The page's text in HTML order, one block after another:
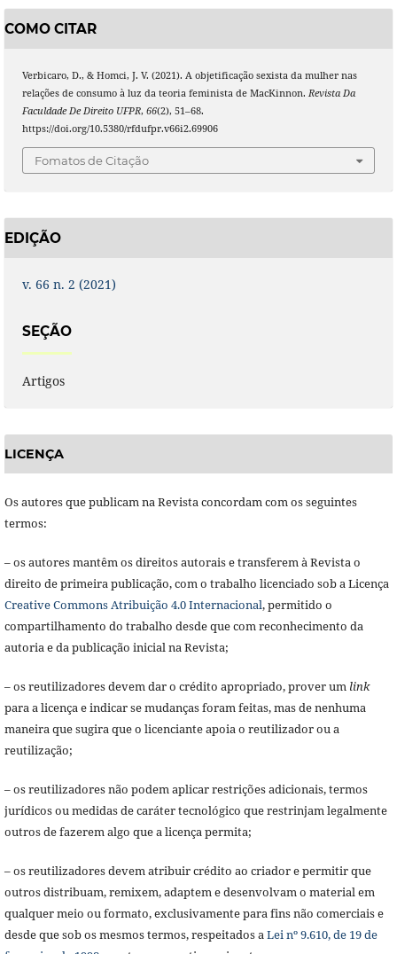
COMO CITAR
Verbicaro, D., & Homci, J. V. (2021). A objetificação sexista da mulher nas
relações de consumo à luz da teoria feminista de MacKinnon. Revista Da
Faculdade De Direito UFPR, 66(2), 51–68.
https://doi.org/10.5380/rfdufpr.v66i2.69906
Fomatos de Citação
EDIÇÃO
v. 66 n. 2 (2021)
SEÇÃO
Artigos
LICENÇA
Os autores que publicam na Revista concordam com os seguintes
termos:
– os autores mantêm os direitos autorais e transferem à Revista o
direito de primeira publicação, com o trabalho licenciado sob a Licença
Creative Commons Atribuição 4.0 Internacional, permitido o
compartilhamento do trabalho desde que com reconhecimento da
autoria e da publicação inicial na Revista;
– os reutilizadores devem dar o crédito apropriado, prover um link
para a licença e indicar se mudanças foram feitas, mas de nenhuma
maneira que sugira que o licenciante apoia o reutilizador ou a
reutilização;
– os reutilizadores não podem aplicar restrições adicionais, termos
jurídicos ou medidas de caráter tecnológico que restrinjam legalmente
outros de fazerem algo que a licença permita;
– os reutilizadores devem atribuir crédito ao criador e permitir que
outros distribuam, remixem, adaptem e desenvolvam o material em
qualquer meio ou formato, exclusivamente para fins não comerciais e
desde que sob os mesmos termos, respeitados aLei nº 9.610, de 19 de